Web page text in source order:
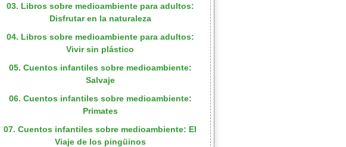
03. Libros sobre medioambiente para adultos:
Disfrutar en la naturaleza
04. Libros sobre medioambiente para adultos:
Vivir sin plástico
05. Cuentos infantiles sobre medioambiente:
Salvaje
06. Cuentos infantiles sobre medioambiente:
Primates
07. Cuentos infantiles sobre medioambiente: El
Viaje de los pingüinos